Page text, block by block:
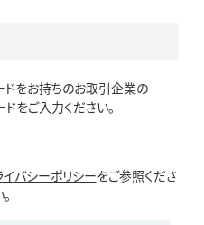
をお持ちのお取引企業の
をご入力ください。
イバシーポリシーをご参照くださ